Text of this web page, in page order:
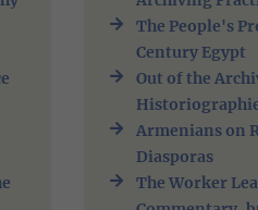
The People's
Century Egypt
Out of the
Armenians on
Diasporas
The Worker